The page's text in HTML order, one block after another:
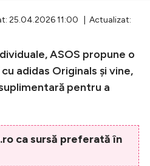
25.04.2026 11:00 | Actualizat:
ASOS propune o
adidas Originals și vine,
pentru a
ca sursă preferată în